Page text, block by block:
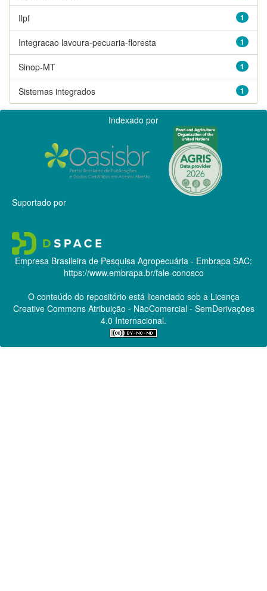
1
Ilpf
1
Integracao lavoura-pecuaria-floresta
1
Sinop-MT
1
Sistemas integrados
Indexado por
Suportado por
Empresa Brasileira de Pesquisa Agropecuária - Embrapa SAC:
https://www.embrapa.br/fale-conosco
O conteúdo do repositório está licenciado sob a Licença
Creative CommonsAtribuição - NãoComercial - SemDerivações
4.0 Internacional.